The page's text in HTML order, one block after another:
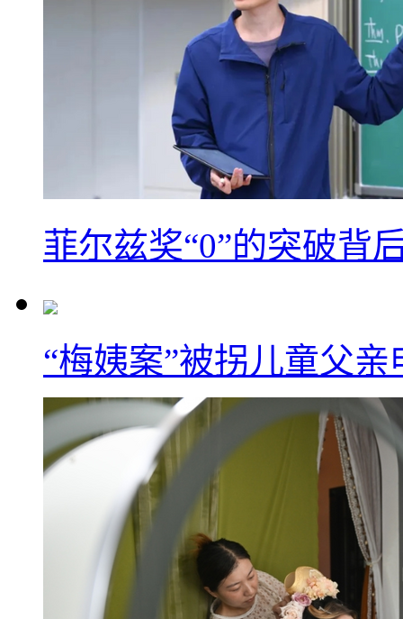
菲尔兹奖“0”的突破背
“梅姨案”被拐儿童父